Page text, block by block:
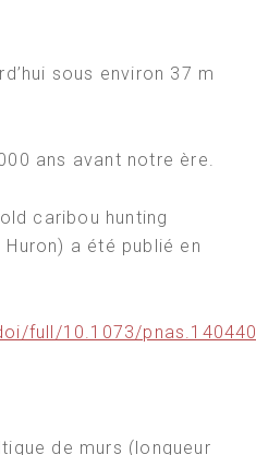
sous environ 37 m
ans avant notre ère.
caribou hunting
) a été publié en
full/10.1073/
de murs (longueur